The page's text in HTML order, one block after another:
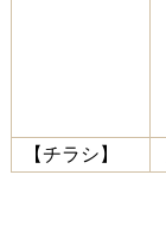
【チラシ】